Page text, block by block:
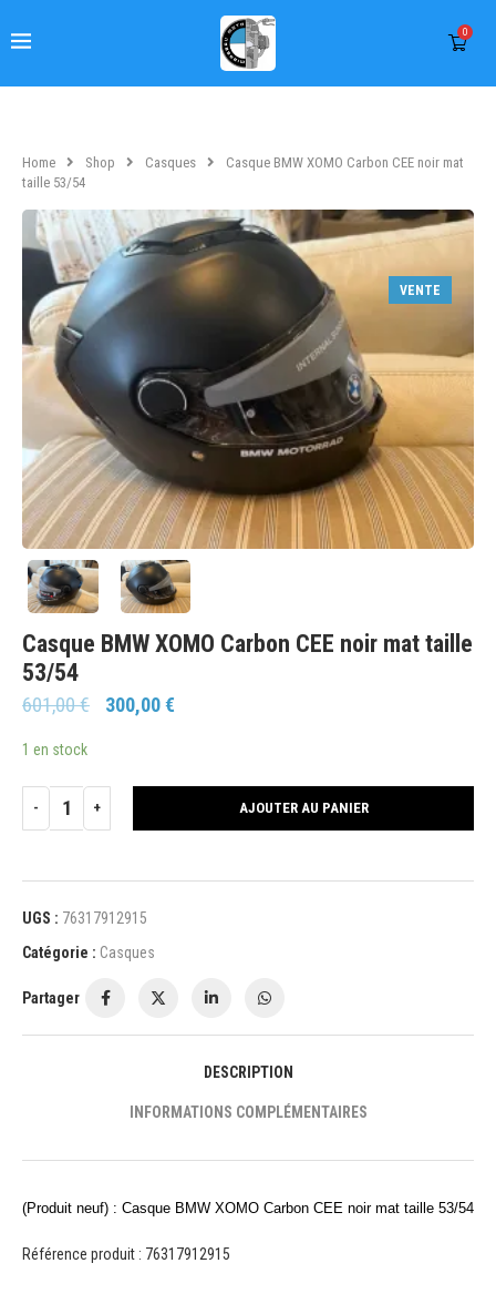
0
Home Shop Casques
Casque BMW XOMO Carbon CEE noir mat
taille 53/54
VENTE
Casque BMW XOMO Carbon CEE noir mat taille
53/54
601,00€ 300,00€
1 en stock
AJOUTER AU PANIER
UGS : 76317912915
Catégorie : Casques
Partager
DESCRIPTION
INFORMATIONS COMPLÉMENTAIRES
(Produit neuf) : Casque BMW XOMO Carbon CEE noir mat taille 53/54
Référence produit : 76317912915